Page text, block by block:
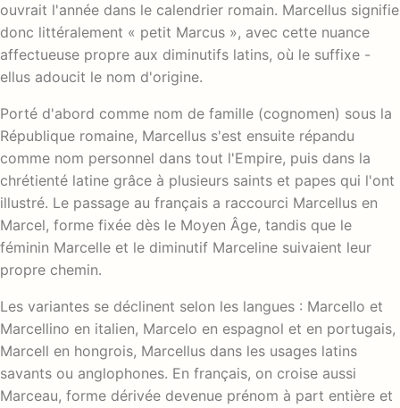
ouvrait l'année dans le calendrier romain. Marcellus signifie
donc littéralement « petit Marcus », avec cette nuance
affectueuse propre aux diminutifs latins, où le suffixe -
ellus adoucit le nom d'origine.
Porté d'abord comme nom de famille (cognomen) sous la
République romaine, Marcellus s'est ensuite répandu
comme nom personnel dans tout l'Empire, puis dans la
chrétienté latine grâce à plusieurs saints et papes qui l'ont
illustré. Le passage au français a raccourci Marcellus en
Marcel, forme fixée dès le Moyen Âge, tandis que le
féminin Marcelle et le diminutif Marceline suivaient leur
propre chemin.
Les variantes se déclinent selon les langues : Marcello et
Marcellino en italien, Marcelo en espagnol et en portugais,
Marcell en hongrois, Marcellus dans les usages latins
savants ou anglophones. En français, on croise aussi
Marceau, forme dérivée devenue prénom à part entière et